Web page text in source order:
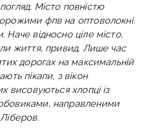
Місто повністю
фпв на оптоволокні.
відносно ціле місто,
життя, привид. Лише час
дорогах на максимальній
пікапи, з вікон
висовуються хлопці із
направленими